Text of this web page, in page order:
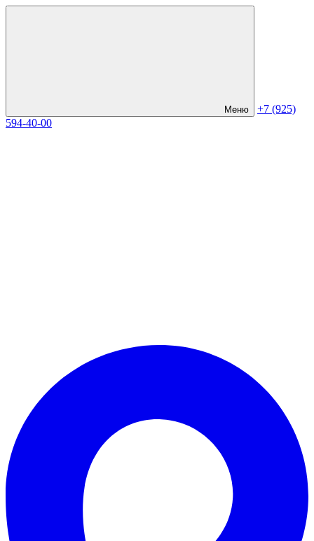
Меню
+7 (925)
594-40-00